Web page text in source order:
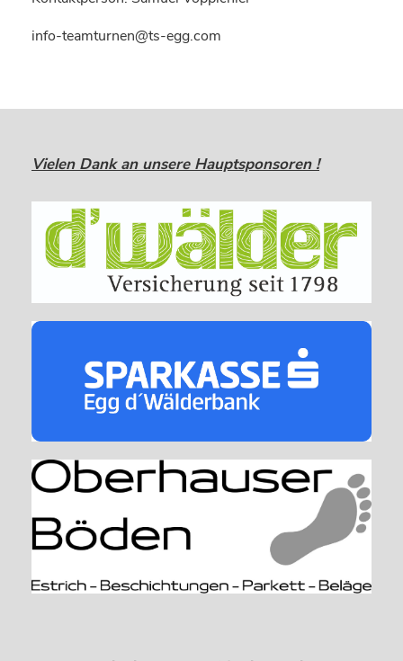
info-teamturnen@ts-egg.com
Vielen Dank an unsere Hauptsponsoren !